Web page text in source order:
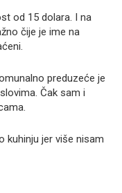
od 15 dolara. I na
čije je ime na
preduzeće je
Čak sam i
kuhinju jer više nisam